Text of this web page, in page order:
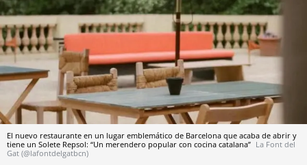
El nuevo restaurante en un lugar emblemático de Barcelona que acaba de abrir y
tiene un Solete Repsol: “Un merendero popular con cocina catalana” La Font del
Gat (@lafontdelgatbcn)